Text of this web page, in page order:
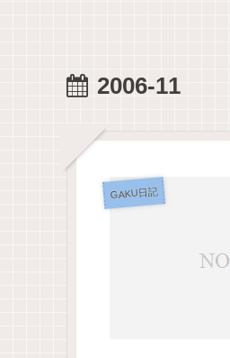
2006-11
GAKU日記